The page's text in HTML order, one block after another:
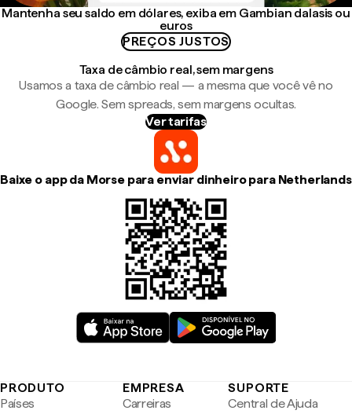
Mantenha seu saldo em dólares, exiba em Gambian dalasis ou
euros
PREÇOS JUSTOS
Taxa de câmbio real, sem margens
Usamos a taxa de câmbio real — a mesma que você vê no
Google. Sem spreads, sem margens ocultas.
Ver tarifas
Baixe o app da Morse para enviar dinheiro para Netherlands
PRODUTO
Países
EMPRESA
Carreiras
SUPORTE
Central de Ajuda